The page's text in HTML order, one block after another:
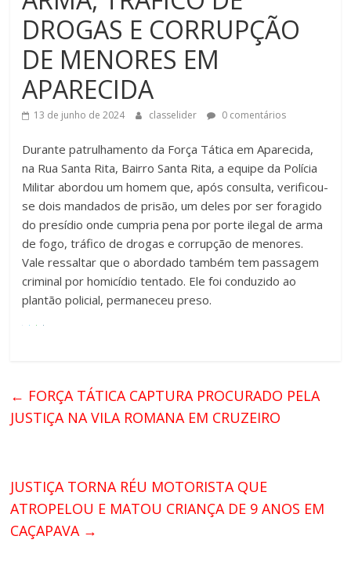
DROGAS E CORRUPÇÃO
DE MENORES EM
APARECIDA
13 de junho de 2024 classelider 0 comentários
Durante patrulhamento da Força Tática em Aparecida,
na Rua Santa Rita, Bairro Santa Rita, a equipe da Polícia
Militar abordou um homem que, após consulta, verificou-
se dois mandados de prisão, um deles por ser foragido
do presídio onde cumpria pena por porte ilegal de arma
de fogo, tráfico de drogas e corrupção de menores.
Vale ressaltar que o abordado também tem passagem
criminal por homicídio tentado. Ele foi conduzido ao
plantão policial, permaneceu preso.
← FORÇA TÁTICA CAPTURA PROCURADO PELA
JUSTIÇA NA VILA ROMANA EM CRUZEIRO
JUSTIÇA TORNA RÉU MOTORISTA QUE
ATROPELOU E MATOU CRIANÇA DE 9 ANOS EM
CAÇAPAVA →